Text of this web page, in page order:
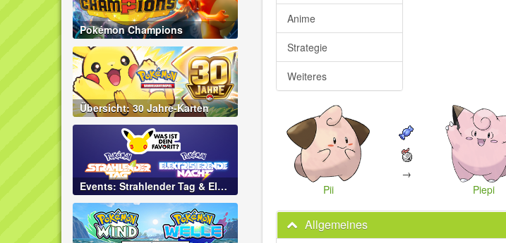
Pokémon Champions
Übersicht: 30 Jahre-Karten
Events: Strahlender Tag & Elektrisierende Nacht
Anime
Strategie
Weiteres
Pii
→
Piepi
Allgemeines